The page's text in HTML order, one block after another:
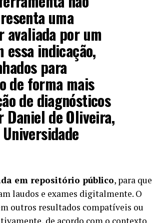
uma
avaliada por um
indicação,
para
de forma mais
de diagnósticos
Daniel de Oliveira,
em repositório público, para que
laudos e exames digitalmente. O
outros resultados compatíveis ou